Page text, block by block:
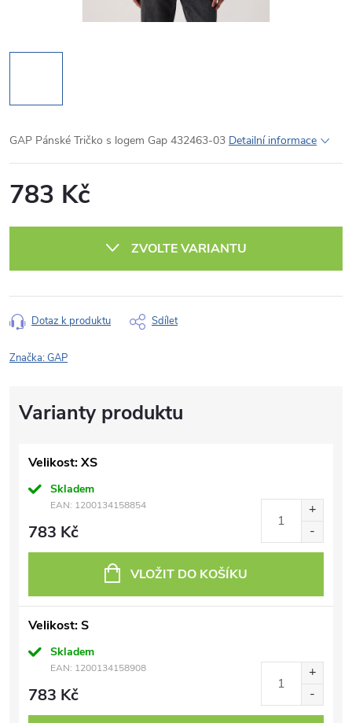
GAP Pánské Tričko s logem Gap 432463-03 Detailní informace
783 Kč
ZVOLTE VARIANTU
Dotaz k produktu Sdílet
Značka:GAP
Velikost: XS
Skladem
EAN: 1200134158854
783 Kč
VLOŽIT DO KOŠÍKU
Velikost: S
Skladem
EAN: 1200134158908
783 Kč